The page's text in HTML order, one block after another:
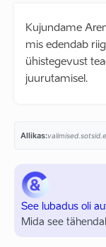
Kujundame
mis edendab
ühistegevust
juurutamisel.
Allikas:
See lubadus oli
Mida see